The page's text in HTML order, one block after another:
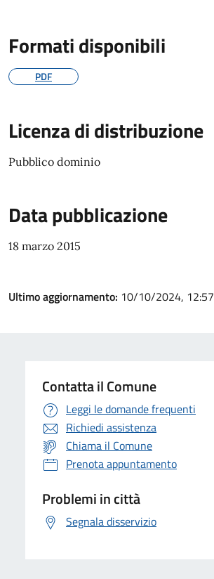
Formati disponibili
PDF
Licenza di distribuzione
Pubblico dominio
Data pubblicazione
18 marzo 2015
Ultimo aggiornamento: 10/10/2024, 12:57
Contatta il Comune
Leggi le domande frequenti
Richiedi assistenza
Chiama il Comune
Prenota appuntamento
Problemi in città
Segnala disservizio